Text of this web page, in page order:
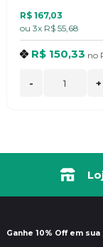
R$ 167,03
ou 3x R$ 55,68
R$ 150,33 no
- +
Ganhe 10% Off em